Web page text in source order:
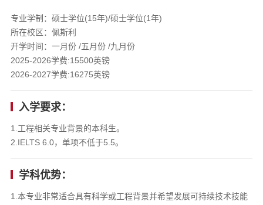
专业学制：硕士学位(15年)/硕士学位(1年)
所在校区：佩斯利
开学时间：一月份 /五月份 /九月份
2025-2026学费:15500英镑
2026-2027学费:16275英镑
入学要求：
1.工程相关专业背景的本科生。
2.IELTS 6.0，单项不低于5.5。
学科优势：
1.本专业非常适合具有科学或工程背景并希望发展可持续技术技能